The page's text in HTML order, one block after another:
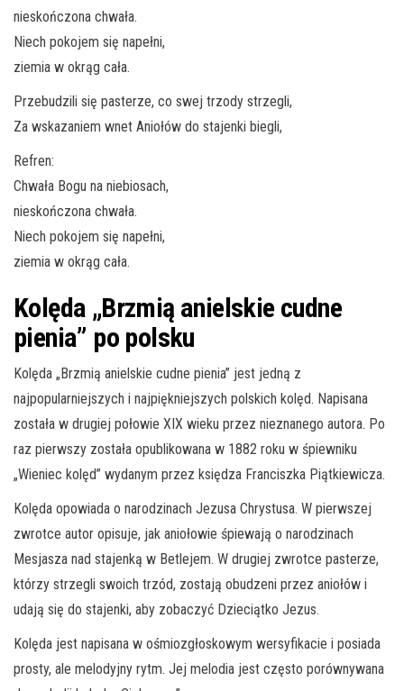
nieskończona chwała.
Niech pokojem się napełni,
ziemia w okrąg cała.
Przebudzili się pasterze, co swej trzody strzegli,
Za wskazaniem wnet Aniołów do stajenki biegli,
Refren:
Chwała Bogu na niebiosach,
nieskończona chwała.
Niech pokojem się napełni,
ziemia w okrąg cała.
Kolęda „Brzmią anielskie cudne
pienia” po polsku
Kolęda „Brzmią anielskie cudne pienia” jest jedną z
najpopularniejszych i najpiękniejszych polskich kolęd. Napisana
została w drugiej połowie XIX wieku przez nieznanego autora. Po
raz pierwszy została opublikowana w 1882 roku w śpiewniku
„Wieniec kolęd” wydanym przez księdza Franciszka Piątkiewicza.
Kolęda opowiada o narodzinach Jezusa Chrystusa. W pierwszej
zwrotce autor opisuje, jak aniołowie śpiewają o narodzinach
Mesjasza nad stajenką w Betlejem. W drugiej zwrotce pasterze,
którzy strzegli swoich trzód, zostają obudzeni przez aniołów i
udają się do stajenki, aby zobaczyć Dzieciątko Jezus.
Kolęda jest napisana w ośmiozgłoskowym wersyfikacie i posiada
prosty, ale melodyjny rytm. Jej melodia jest często porównywana